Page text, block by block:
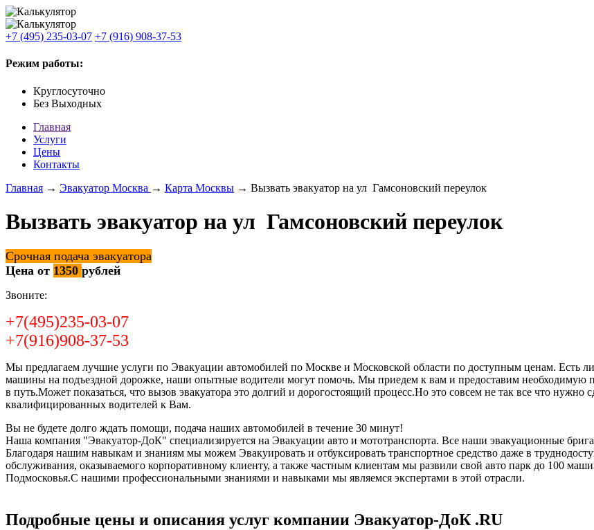
+7 (495) 235-03-07 +7 (916) 908-37-53
Режим работы:
Круглосуточно
Без Выходных
Главная
Услуги
Цены
Контакты
Главная → Эвакуатор Москва → Карта Москвы → Вызвать эвакуатор на ул Гамсоновский переулок
Вызвать эвакуатор на ул Гамсоновский переулок
Срочная подача эвакуатора
Цена от 1350 рублей
Звоните:
+7(495)235-03-07
+7(916)908-37-53
Мы предлагаем лучшие услуги по Эвакуации автомобилей по Москве и Московской области по доступным ценам. Есть
машины на подъездной дорожке, наши опытные водители могут помочь. Мы приедем к вам и предоставим необходимую
в путь.Может показаться, что вызов эвакуатора это долгий и дорогостоящий процесс.Но это совсем не так все что
квалифицированных водителей к Вам.
Вы не будете долго ждать помощи, подача наших автомобилей в течение 30 минут!
Наша компания "Эвакуатор-ДоК" специализируется на Эвакуации авто и мототранспорта. Все наши эвакуационные
Благодаря нашим навыкам и знаниям мы можем Эвакуировать и отбуксировать транспортное средство даже в
обслуживания, оказываемого корпоративному клиенту, а также частным клиентам мы развили свой авто парк до 100
Подмосковья.С нашими профессиональными знаниями и навыками мы являемся экспертами в этой отрасли.
Подробные цены и описания услуг компании Эвакуатор-ДоК .RU